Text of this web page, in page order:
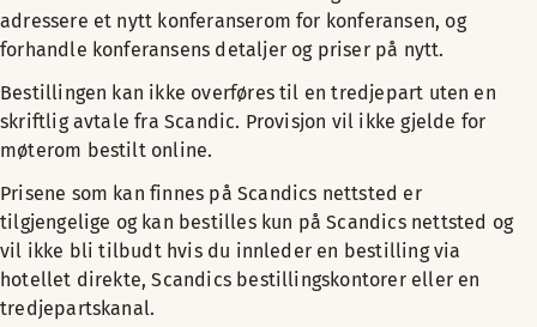
adressere et nytt konferanserom for konferansen, og
forhandle konferansens detaljer og priser på nytt.
Bestillingen kan ikke overføres til en tredjepart uten en
skriftlig avtale fra Scandic. Provisjon vil ikke gjelde for
møterom bestilt online.
Prisene som kan finnes på Scandics nettsted er
tilgjengelige og kan bestilles kun på Scandics nettsted og
vil ikke bli tilbudt hvis du innleder en bestilling via
hotellet direkte, Scandics bestillingskontorer eller en
tredjepartskanal.